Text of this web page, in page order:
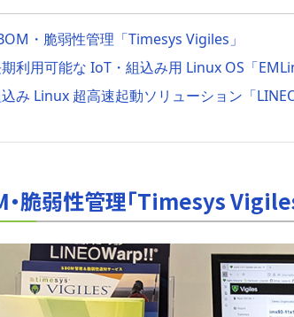
・脆弱性管理「Timesys Vigiles」
利用可能な IoT・組込み用 Linux OS「
み Linux 超高速起動ソリューション「
・脆弱性管理「Timesys